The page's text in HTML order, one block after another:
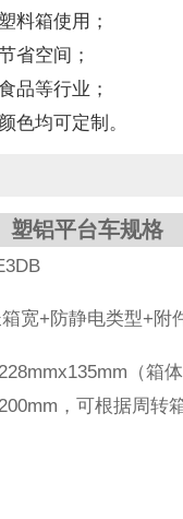
料箱使用；
省空间；
品等行业；
色均可定制。
塑铝平台车规格
宽+防静电类型+附
（箱
，可根据周转